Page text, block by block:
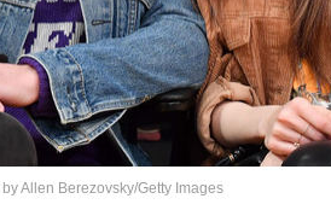
Allen Berezovsky/Getty Images